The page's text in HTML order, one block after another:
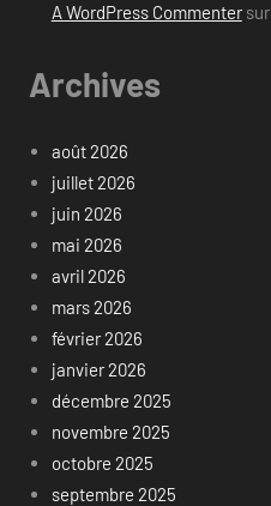
A WordPress Commentersur
Archives
août 2026
juillet 2026
juin 2026
mai 2026
avril 2026
mars 2026
février 2026
janvier 2026
décembre 2025
novembre 2025
octobre 2025
septembre 2025